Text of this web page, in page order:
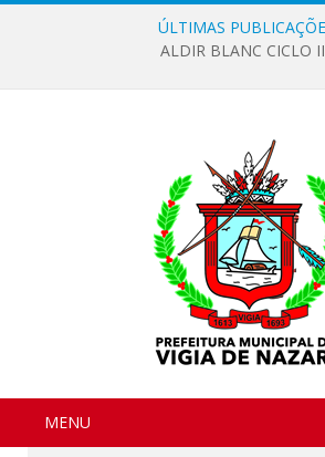
ÚLTIMAS
ALDIR BLANC CICLO II
MENU